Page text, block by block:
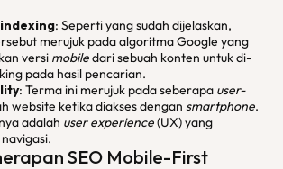
: Seperti yang sudah dijelaskan,
merujuk pada algoritma Google yang
versi mobiledari sebuah konten untuk di-
pada hasil pencarian.
: Terma ini merujuk pada seberapa user-
website ketika diakses dengan smartphone.
adalah user experience(UX) yang
SEO Mobile-First